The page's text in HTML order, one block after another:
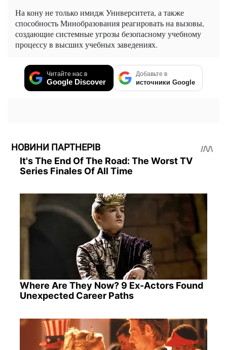
На кону не только имидж Университета, а также
способность Минобразования реагировать на вызовы,
создающие системные угрозы безопасному учебному
процессу в высших учебных заведениях.
Читайте нас в
Google Discover
Добавьте в
источники Google
НОВИНИ ПАРТНЕРІВ
It's The End Of The Road: The Worst TV
Series Finales Of All Time
Where Are They Now? 9 Ex-Actors Found
Unexpected Career Paths